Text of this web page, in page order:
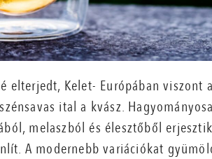
elterjedt, Kelet- Európában viszont
ital a kvász.
melaszból és élesztőből
A modernebb variációkat